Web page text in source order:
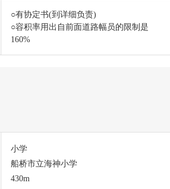
○有协定书(到详细负责)
○容积率用出自前面道路幅员的限制是
160%
小学
船桥市立海神小学
430m